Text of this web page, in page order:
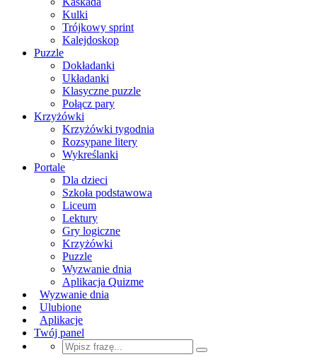
Kulki
Trójkowy sprint
Kalejdoskop
Puzzle
Dokładanki
Układanki
Klasyczne puzzle
Połącz pary
Krzyżówki
Krzyżówki tygodnia
Rozsypane litery
Wykreślanki
Portale
Dla dzieci
Szkoła podstawowa
Liceum
Lektury
Gry logiczne
Krzyżówki
Puzzle
Wyzwanie dnia
Aplikacja Quizme
Wyzwanie dnia
Ulubione
Aplikacje
Twój panel